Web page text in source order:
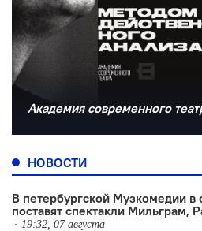
Академия современного
НОВОСТИ
В петербургской Музкомедии
поставят спектакли Мильграм,
19:32, 07 августа